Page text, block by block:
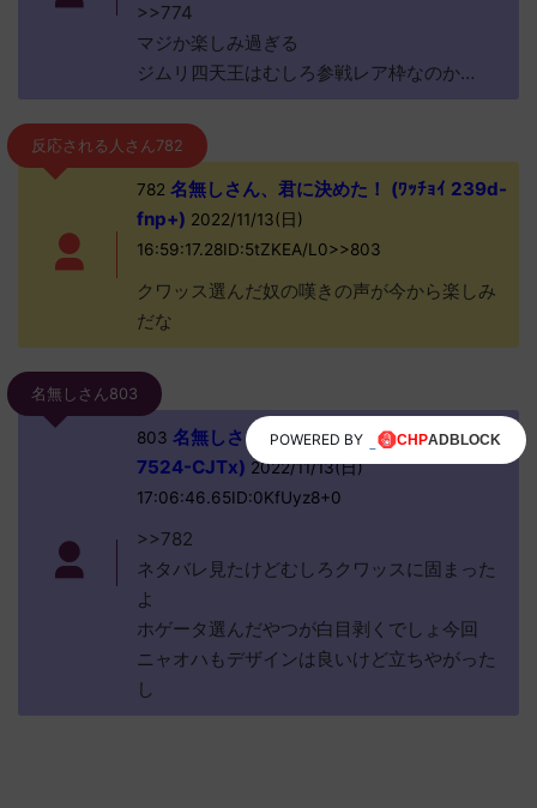
>>774
マジか楽しみ過ぎる
ジムリ四天王はむしろ参戦レア枠なのか…
反応される人さん782
782 名無しさん、君に決めた！ (ﾜｯﾁｮｲ 239d-
fnp+) 2022/11/13(日)
16:59:17.28ID:5tZKEA/L0>>803
クワッス選んだ奴の嘆きの声が今から楽しみ
だな
名無しさん803
803 名無しさん、君に決めた！ (ﾜｯﾁｮｲW
7524-CJTx) 2022/11/13(日)
17:06:46.65ID:0KfUyz8+0
>>782
ネタバレ見たけどむしろクワッスに固まった
よ
ホゲータ選んだやつが白目剥くでしょ今回
ニャオハもデザインは良いけど立ちやがった
し
POWERED BY